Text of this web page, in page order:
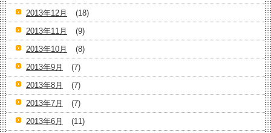
2013年12月
(18)
2013年11月
(9)
2013年10月
(8)
2013年9月
(7)
2013年8月
(7)
2013年7月
(7)
2013年6月
(11)